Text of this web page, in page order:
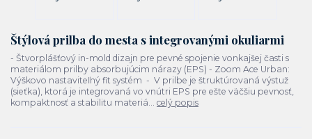
Štýlová prilba do mesta s integrovanými okuliarmi
- Štvorplášťový in-mold dizajn pre pevné spojenie vonkajšej časti s
materiálom prilby absorbujúcim nárazy (EPS) - Zoom Ace Urban:
Výškovo nastaviteľný fit systém - V prilbe je štruktúrovaná výstuž
(sieťka), ktorá je integrovaná vo vnútri EPS pre ešte väčšiu pevnosť,
kompaktnosť a stabilitu materiá... celý popis